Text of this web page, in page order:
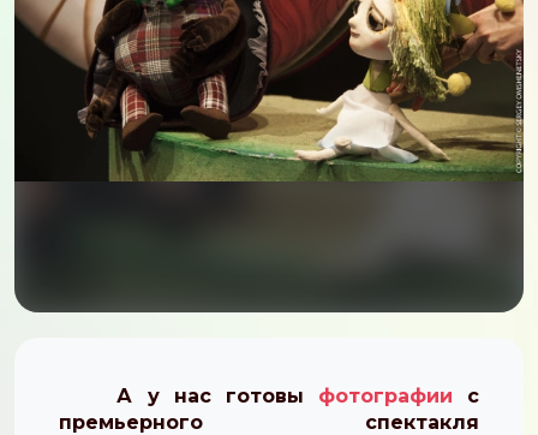
А у нас готовы фотографии с
премьерного спектакля